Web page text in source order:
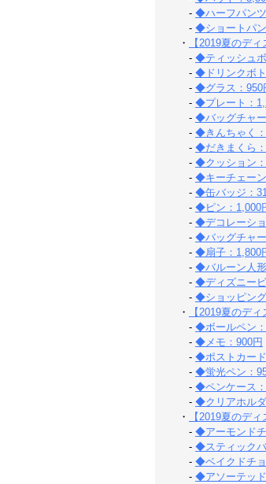
- ◆ハーフパン
- ◆ショートパ
・
【2019夏のデ
- ◆ティッシュ
- ◆ドリンクボ
- ◆グラス：950
- ◆プレート：
- ◆バッグチャ
- ◆きんちゃく
- ◆だきまくら
- ◆クッション
- ◆キーチェー
- ◆缶バッジ：
- ◆ピン：1,000
- ◆デコレーシ
- ◆バッグチャ
- ◆扇子：1,800
- ◆バルーン人
- ◆ディズニー
- ◆ショッピン
・
【2019夏のデ
- ◆ボールペン
- ◆メモ：900円
- ◆ポストカー
- ◆蛍光ペン：
- ◆ペンケース
- ◆クリアホル
・
【2019夏のデ
- ◆アーモンド
- ◆スティック
- ◆ベイクドチ
- ◆アソーテッ